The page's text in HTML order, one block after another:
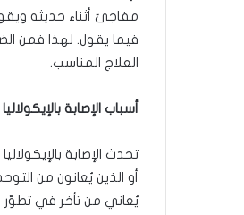
مفاجئ أثناء حديثه
فيما يقول. لهذا فمن
العلاج المناسب.
أسباب الإصابة
تحدث الإصابة
أو الذين يُعانون من
يُعاني من تأخر في تطوّر